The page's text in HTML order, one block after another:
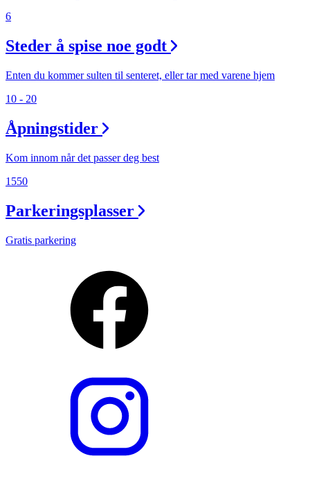
6
Steder å spise noe godt
Enten du kommer sulten til senteret, eller tar med varene hjem
10 - 20
Åpningstider
Kom innom når det passer deg best
1550
Parkeringsplasser
Gratis parkering